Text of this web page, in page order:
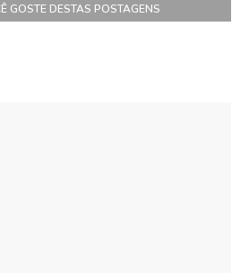
GOSTE DESTAS POSTAGENS